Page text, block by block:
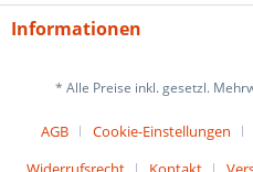
Informationen
* Alle Preise inkl. gesetzl.
AGB Cookie-Einstellungen